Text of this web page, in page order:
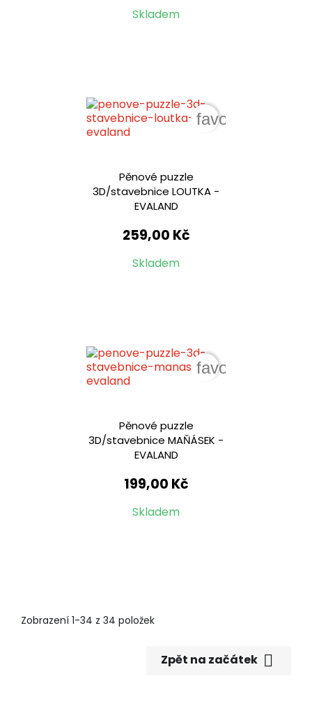
Skladem
Pěnové puzzle
3D/stavebnice LOUTKA -
EVALAND
259,00 Kč
Skladem
favorite_border
Pěnové puzzle
3D/stavebnice MAŇÁSEK -
EVALAND
199,00 Kč
Skladem
favorite_border
Zobrazení 1-34 z 34 položek
Zpět na začátek 